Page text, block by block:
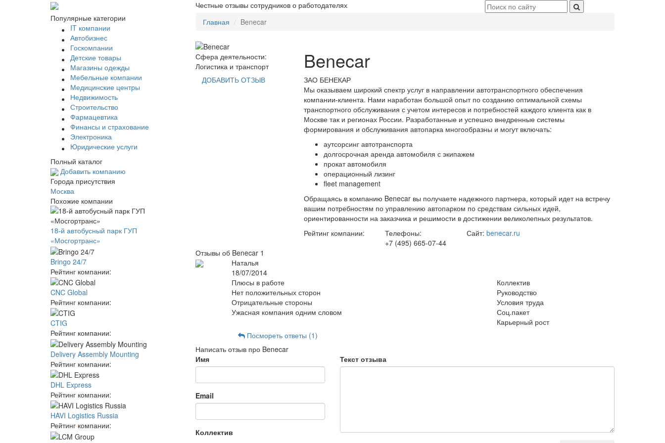
Честные отзывы сотрудников о работодателях
Популярные категории
IT компании
Автобизнес
Госкомпании
Детские товары
Магазины одежды
Мебельные компании
Медицинские центры
Недвижимость
Строительство
Фармацевтика
Финансы и страхование
Электроника
Юридические услуги
Полный каталог
Добавить компанию
Города присутствия
Москва
Похожие компании
18-й автобусный парк ГУП
«Мосгортранс»
Bringo 24/7
Рейтинг компании:
CNC Global
Рейтинг компании:
CTIG
Рейтинг компании:
Delivery Assembly Mounting
Рейтинг компании:
DHL Express
Рейтинг компании:
HAVI Logistics Russia
Рейтинг компании:
Главная Benecar
Сфера деятельности:
Логистика и транспорт
ДОБАВИТЬ ОТЗЫВ
Benecar
ЗАО БЕНЕКАР
Мы оказываем широкий спектр услуг в направлении автотранспортного обеспечения
компании-клиента. Нами наработан большой опыт по созданию оптимальной схемы
транспортного обслуживания с учетом интересов и потребностей каждого клиента как в
Москве так и регионах России. Разработанные и успешно внедренные системы
формирования и обслуживания автопарка многообразны и могут включать:
аутсорсинг автотранспорта
долгосрочная аренда автомобиля с экипажем
прокат автомобиля
операционный лизинг
fleet management
Обращаясь в компанию Benecar вы получаете надежного партнера, который идет на встречу
вашим потребностям по управлению автопарком по средствам сильных идей,
ориентированности на заказчика и решимости в достижении великолепных результатов.
Рейтинг компании:
Телефоны:
+7 (495) 665-07-44
Сайт: benecar.ru
Отзывы об Benecar 1
Наталья
18/07/2014
Плюсы в работе
Нет положительных сторон
Отрицательные стороны
Ужасная компания одним словом
Коллектив
Руководство
Условия труда
Соц.пакет
Карьерный рост
Посмореть ответы (1)
Написать отзыв про Benecar
Имя
Email
Коллектив
Текст отзыва